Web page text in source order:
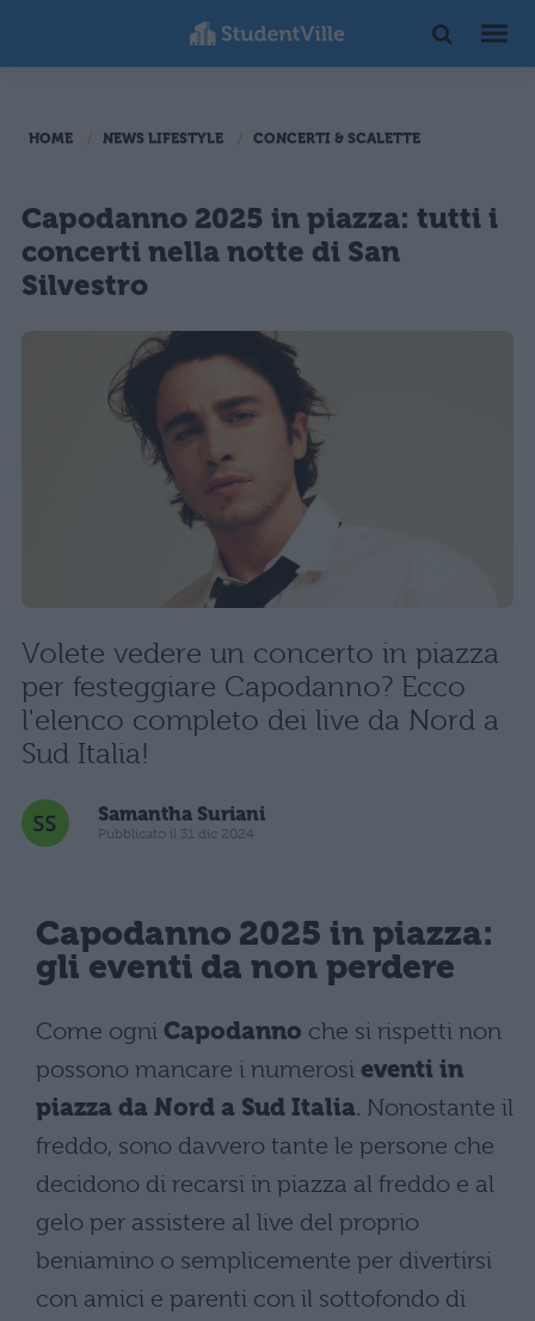
HOME NEWS LIFESTYLE CONCERTI & SCALETTE
Capodanno 2025 in piazza: tutti i
concerti nella notte di San
Silvestro
Volete vedere un concerto in piazza
per festeggiare Capodanno? Ecco
l'elenco completo dei live da Nord a
Sud Italia!
Samantha Suriani
Pubblicato il 31 dic 2024
Capodanno 2025 in piazza:
gli eventi da non perdere
Come ogni Capodanno che si rispetti non
possono mancare i numerosi eventi in
piazza da Nord a Sud Italia. Nonostante il
freddo, sono davvero tante le persone che
decidono di recarsi in piazza al freddo e al
gelo per assistere al live del proprio
beniamino o semplicemente per divertirsi
con amici e parenti con il sottofondo di